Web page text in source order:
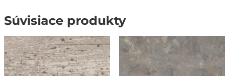
Súvisiace produkty